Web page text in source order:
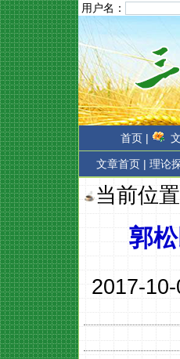
用户名：
首页 |
文章首页 | 理论
当前位
郭
2017-